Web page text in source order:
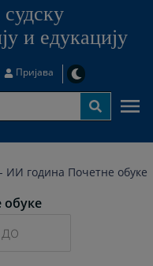
и едукацију
Пријава
ИИ година Почетне обуке